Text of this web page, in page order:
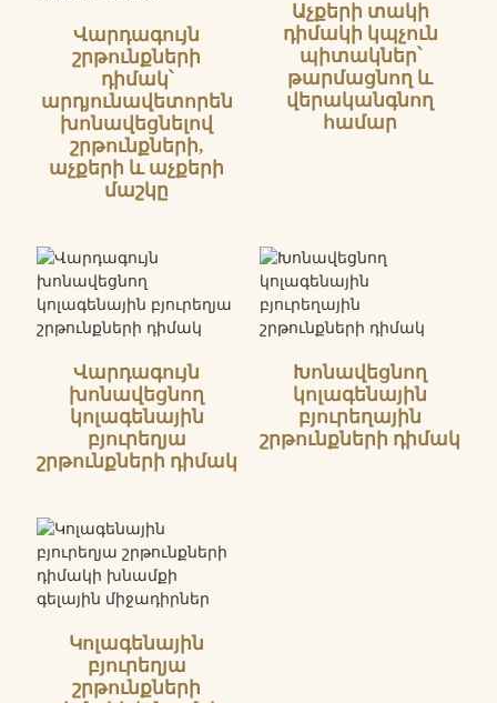
Վարդագույն
շրթունքների
դիմակ՝
արդյունավետորեն
խոնավեցնելով
շրթունքների,
աչքերի և աչքերի
մաշկը
Աչքերի տակի
դիմակի կպչուն
պիտակներ՝
թարմացնող և
վերականգնող
համար
Վարդագույն
խոնավեցնող
կոլագենային
բյուրեղյա
շրթունքների դիմակ
Խոնավեցնող
կոլագենային
բյուրեղային
շրթունքների դիմակ
Կոլագենային
բյուրեղյա
շրթունքների